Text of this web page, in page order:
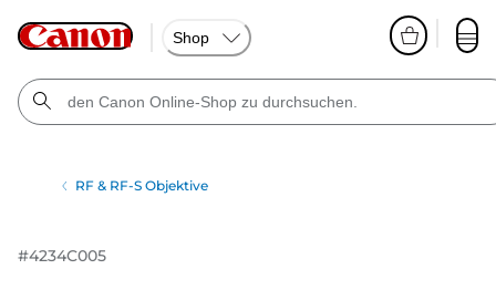
Shop
RF & RF-S Objektive
#4234C005